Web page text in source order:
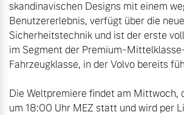
skandinavischen Designs mit einem
Benutzererlebnis, verfügt über die
Sicherheitstechnik und ist der erste
im Segment der Premium-
Fahrzeugklasse, in der Volvo bereits
Die Weltpremiere findet am Mittwoch,
um 18:00 Uhr MEZ statt und wird per